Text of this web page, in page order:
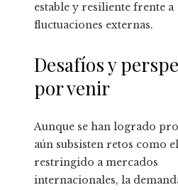
estable y resiliente frente a
fluctuaciones externas.
Desafíos y
por venir
Aunque se han logrado
aún subsisten retos como
restringido a mercados
internacionales, la